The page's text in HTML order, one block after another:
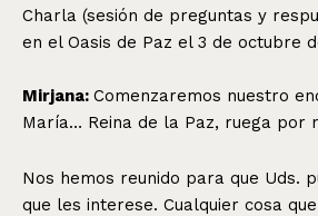
Charla (sesión de preguntas y
en el Oasis de Paz el 3 de octubre
Mirjana: Comenzaremos nuestro
María… Reina de la Paz, ruega por
Nos hemos reunido para que Uds.
que les interese. Cualquier cosa